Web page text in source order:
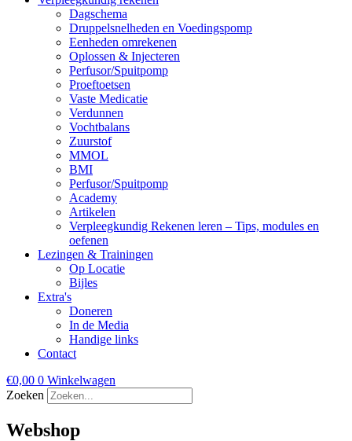
Dagschema
Druppelsnelheden en Voedingspomp
Eenheden omrekenen
Oplossen & Injecteren
Perfusor/Spuitpomp
Proeftoetsen
Vaste Medicatie
Verdunnen
Vochtbalans
Zuurstof
MMOL
BMI
Perfusor/Spuitpomp
Academy
Artikelen
Verpleegkundig Rekenen leren – Tips, modules en
oefenen
Lezingen & Trainingen
Op Locatie
Bijles
Extra's
Doneren
In de Media
Handige links
Contact
€0,00 0 Winkelwagen
Zoeken
Webshop